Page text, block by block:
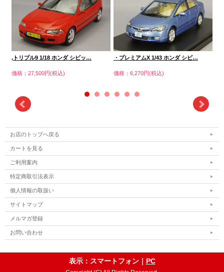
,トリプル9 1/18 ホンダ シビッ…
価格：27,500円(税込)
・プレミアムX 1/43 ホンダ シビ…
価格：6,270円(税込)
お店のトップへ戻る
カートを見る
ご利用案内
特定商取引法表示
個人情報の取扱い
サイトマップ
メルマガ登録
お問い合わせ
表示：スマートフォン｜ PC